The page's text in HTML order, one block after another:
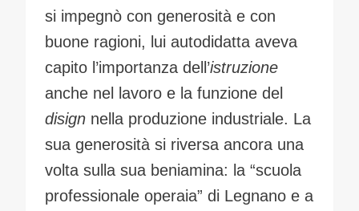
si impegnò con generosità e con
buone ragioni, lui autodidatta aveva
capito l’importanza dell’istruzione
anche nel lavoro e la funzione del
disign nella produzione industriale. La
sua generosità si riversa ancora una
volta sulla sua beniamina: la “scuola
professionale operaia” di Legnano e a